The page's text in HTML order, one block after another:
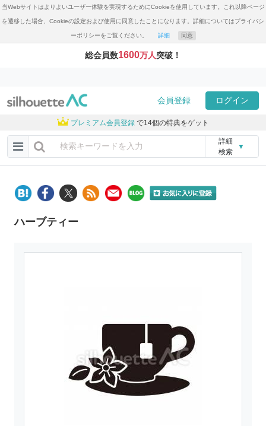
当Webサイトはよりよいユーザー体験を実現するためにCookieを使用しています。これ以降ページ
を遷移した場合、Cookieの設定および使用に同意したことになります。詳細についてはプライバシ
ーポリシーをご覧ください。 詳細 同意
総会員数1600万人突破！
会員登録 ログイン
プレミアム会員登録 で14個の特典をゲット
詳細
検索
▼
ハーブティー